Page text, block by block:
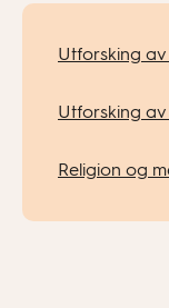
Utforsking
Utforsking
Religion og